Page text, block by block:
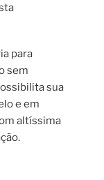
para
sem
sua
e em
altíssima